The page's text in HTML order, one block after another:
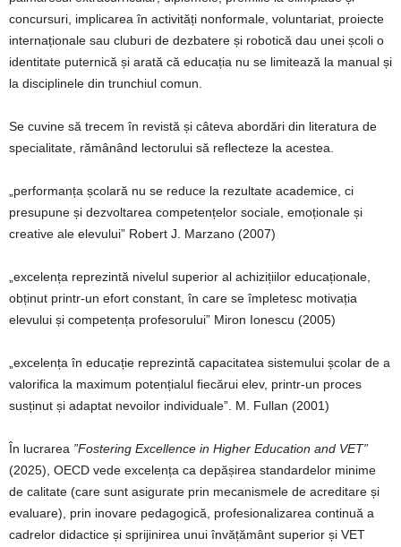
concursuri, implicarea în activități nonformale, voluntariat, proiecte
internaționale sau cluburi de dezbatere și robotică dau unei școli o
identitate puternică și arată că educația nu se limitează la manual și
la disciplinele din trunchiul comun.
Se cuvine să trecem în revistă și câteva abordări din literatura de
specialitate, rămânând lectorului să reflecteze la acestea.
„performanța școlară nu se reduce la rezultate academice, ci
presupune și dezvoltarea competențelor sociale, emoționale și
creative ale elevului” Robert J. Marzano (2007)
„excelența reprezintă nivelul superior al achizițiilor educaționale,
obținut printr-un efort constant, în care se împletesc motivația
elevului și competența profesorului” Miron Ionescu (2005)
„excelența în educație reprezintă capacitatea sistemului școlar de a
valorifica la maximum potențialul fiecărui elev, printr-un proces
susținut și adaptat nevoilor individuale”. M. Fullan (2001)
În lucrarea ”Fostering Excellence in Higher Education and VET”
(2025), OECD vede excelența ca depășirea standardelor minime
de calitate (care sunt asigurate prin mecanismele de acreditare și
evaluare), prin inovare pedagogică, profesionalizarea continuă a
cadrelor didactice și sprijinirea unui învățământ superior și VET